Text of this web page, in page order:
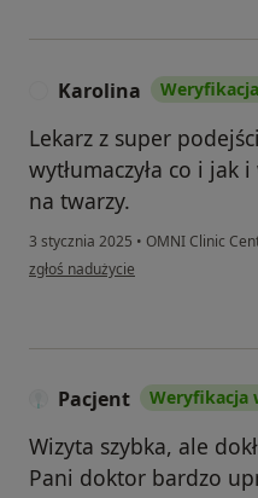
Karolina
Lekarz z super
wytłumaczyła co i jak
na twarzy.
3 stycznia 2025 • OMNI Clinic
w opinii użytkownika Karolina
zgłoś nadużycie
Pacjent Weryfikacja
Wizyta szybka, ale
Pani doktor bardzo